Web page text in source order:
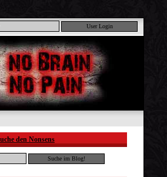
den Nonsens